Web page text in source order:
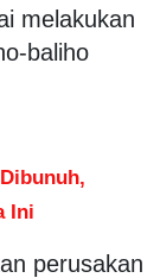
melakukan
baliho
Ini
perusakan